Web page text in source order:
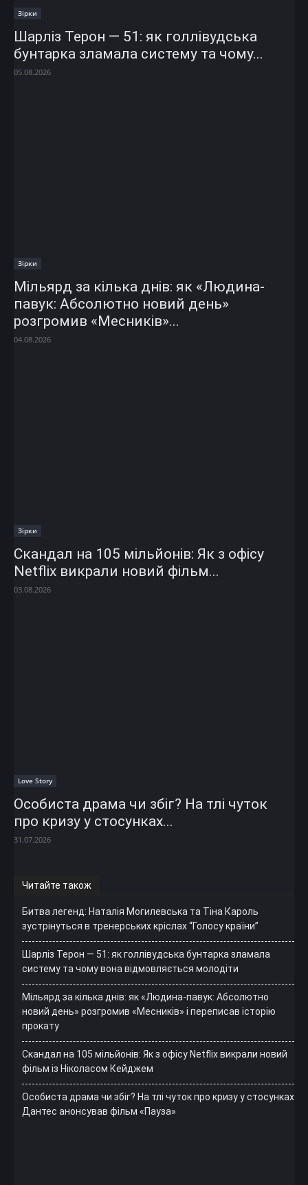
Зірки
Шарліз Терон — 51: як голлівудська
бунтарка зламала систему та чому...
05.08.2026
Зірки
Мільярд за кілька днів: як «Людина-
павук: Абсолютно новий день»
розгромив «Месників»...
04.08.2026
Зірки
Скандал на 105 мільйонів: Як з офісу
Netflix викрали новий фільм...
03.08.2026
Love Story
Особиста драма чи збіг? На тлі чуток
про кризу у стосунках...
31.07.2026
Читайте також
Битва легенд: Наталія Могилевська та Тіна Кароль
зустрінуться в тренерських кріслах “Голосу країни”
Шарліз Терон — 51: як голлівудська бунтарка зламала
систему та чому вона відмовляється молодіти
Мільярд за кілька днів: як «Людина-павук: Абсолютно
новий день» розгромив «Месників» і переписав історію
прокату
Скандал на 105 мільйонів: Як з офісу Netflix викрали новий
фільм із Ніколасом Кейджем
Особиста драма чи збіг? На тлі чуток про кризу у стосунках
Дантес анонсував фільм «Пауза»